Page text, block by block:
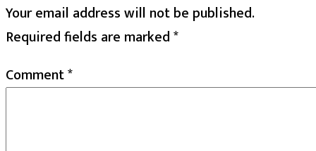
Your email address will not be published.
Required fields are marked*
Comment*